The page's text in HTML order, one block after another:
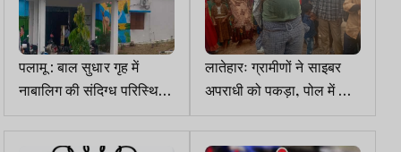
पलामू : बाल सुधार गृह में
नाबालिग की संदिग्ध परिस्थिति
में मौत, छानबीन जारी
लातेहारः ग्रामीणों ने साइबर
अपराधी को पकड़ा, पोल में बांध
कर पीटा